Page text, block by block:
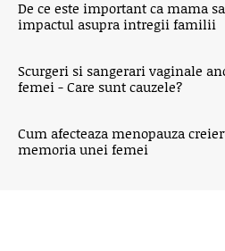
De ce este important ca mama
impactul asupra intregii familii
Scurgeri si sangerari vaginale
femei - Care sunt cauzele?
Cum afecteaza menopauza
memoria unei femei